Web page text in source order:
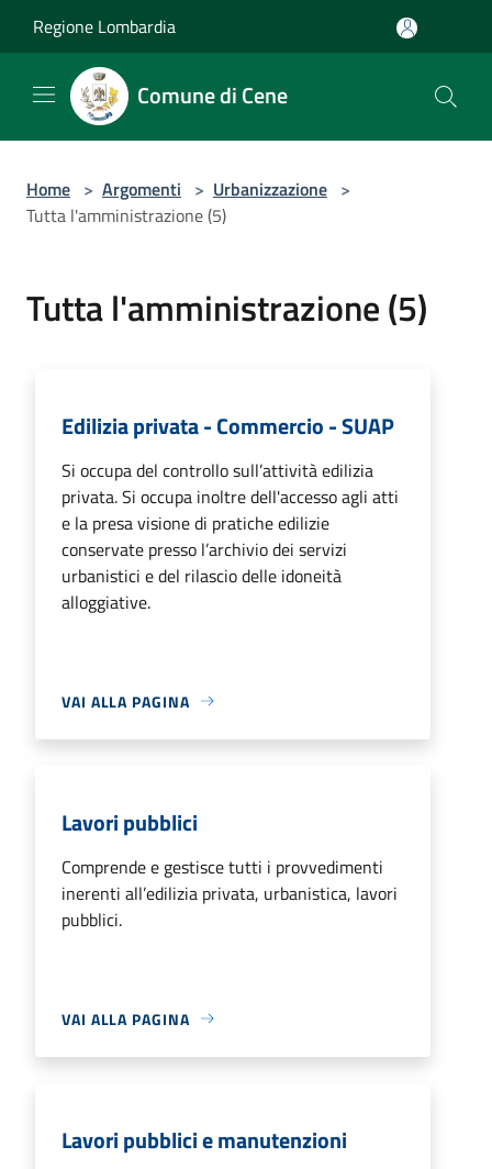
Regione Lombardia
Comune di Cene
Home > Argomenti > Urbanizzazione >
Tutta l'amministrazione (5)
Tutta l'amministrazione (5)
Edilizia privata - Commercio - SUAP
Si occupa del controllo sull’attività edilizia
privata. Si occupa inoltre dell'accesso agli atti
e la presa visione di pratiche edilizie
conservate presso l’archivio dei servizi
urbanistici e del rilascio delle idoneità
alloggiative.
VAI ALLA PAGINA
Lavori pubblici
Comprende e gestisce tutti i provvedimenti
inerenti all’edilizia privata, urbanistica, lavori
pubblici.
VAI ALLA PAGINA
Lavori pubblici e manutenzioni